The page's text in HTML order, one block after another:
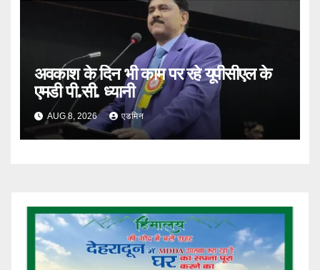
अवकाश के दिन भी काम पर रहे यूपीसीएल के
एमडी पी.सी. ध्यानी
AUG 8, 2026 एडमिन